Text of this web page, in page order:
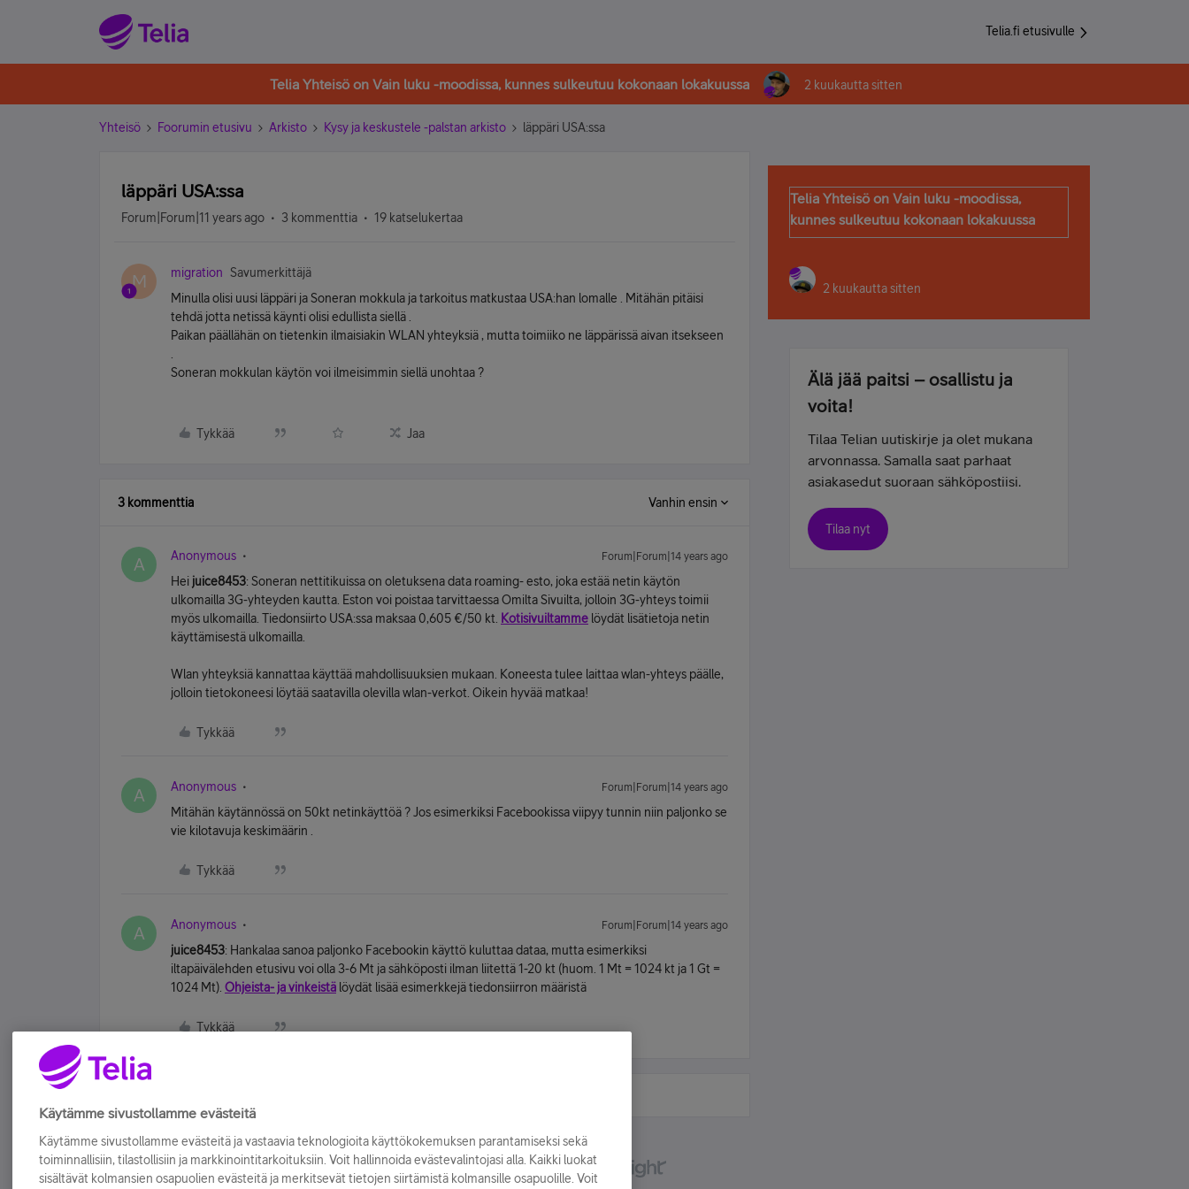
Telia.fi etusivulle
Telia Yhteisö on Vain luku -moodissa, kunnes sulkeutuu kokonaan lokakuussa 2 kuukautta sitten
Yhteisö Foorumin etusivu Arkisto Kysy ja keskustele -palstan arkisto läppäri USA:ssa
läppäri USA:ssa
Forum|Forum|11 years ago 3 kommenttia 19 katselukertaa
M migration
Savumerkittäjä
Minulla olisi uusi läppäri ja Soneran mokkula ja tarkoitus matkustaa USA:han lomalle . Mitähän pitäisi
tehdä jotta netissä käynti olisi edullista siellä .
Paikan päällähän on tietenkin ilmaisiakin WLAN yhteyksiä , mutta toimiiko ne läppärissä aivan itsekseen
Soneran mokkulan käytön voi ilmeisimmin siellä unohtaa ?
Tykkää Jaa
3 kommenttia Vanhin ensin
A Anonymous Forum|Forum|14 years ago
Hei juice8453: Soneran nettitikuissa on oletuksena data roaming- esto, joka estää netin käytön
ulkomailla 3G-yhteyden kautta. Eston voi poistaa tarvittaessa Omilta Sivuilta, jolloin 3G-yhteys toimii
myös ulkomailla. Tiedonsiirto USA:ssa maksaa 0,605 €/50 kt.
Kotisivuiltamme löydät lisätietoja netin
käyttämisestä ulkomailla.
Wlan yhteyksiä kannattaa käyttää mahdollisuuksien mukaan. Koneesta tulee laittaa wlan-yhteys päälle,
jolloin tietokoneesi löytää saatavilla olevilla wlan-verkot. Oikein hyvää matkaa!
Tykkää
A Anonymous Forum|Forum|14 years ago
Mitähän käytännössä on 50kt netinkäyttöä ? Jos esimerkiksi Facebookissa viipyy tunnin niin paljonko se
vie kilotavuja keskimäärin .
Tykkää
A Anonymous Forum|Forum|14 years ago
juice8453: Hankalaa sanoa paljonko Facebookin käyttö kuluttaa dataa, mutta esimerkiksi
iltapäivälehden etusivu voi olla 3-6 Mt ja sähköposti ilman liitettä 1-20 kt (huom. 1 Mt = 1024 kt ja 1 Gt =
1024 Mt). Ohjeista- ja vinkeistä löydät lisää esimerkkejä tiedonsiirron määristä
Tykkää
Telia Yhteisö on Vain luku -moodissa,
kunnes sulkeutuu kokonaan lokakuussa
2 kuukautta sitten
Älä jää paitsi – osallistu ja
voita!
Tilaa Telian uutiskirje ja olet mukana
arvonnassa. Samalla saat parhaat
asiakasedut suoraan sähköpostiisi.
Tilaa nyt
Käytämme sivustollamme evästeitä
Käytämme sivustollamme evästeitä ja vastaavia teknologioita käyttökokemuksen parantamiseksi sekä
toiminnallisiin, tilastollisiin ja markkinointitarkoituksiin. Voit hallinnoida evästevalintojasi alla. Kaikki luokat
sisältävät kolmansien osapuolien evästeitä ja merkitsevät tietojen siirtämistä kolmansille osapuolille. Voit